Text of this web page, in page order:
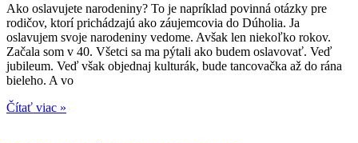
Ako oslavujete narodeniny? To je napríklad povinná otázky pre
rodičov, ktorí prichádzajú ako záujemcovia do Dúholia. Ja
oslavujem svoje narodeniny vedome. Avšak len niekoľko rokov.
Začala som v 40. Všetci sa ma pýtali ako budem oslavovať. Veď
jubileum. Veď však objednaj kulturák, bude tancovačka až do rána
bieleho. A vo
Čítať viac »